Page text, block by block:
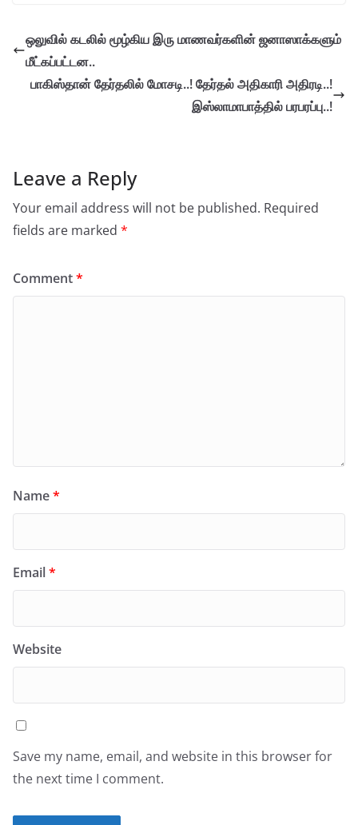
ஒலுவில் கடலில் மூழ்கிய இரு மாணவர்களின் ஜனாஸாக்களும்
மீட்கப்பட்டன..
பாகிஸ்தான் தேர்தலில் மோசடி..! தேர்தல் அதிகாரி அதிரடி..!
இஸ்லாமாபாத்தில் பரபரப்பு..!
Leave a Reply
Your email address will not be published. Required
fields are marked *
Comment*
Name*
Email*
Website
Save my name, email, and website in this browser for
the next time I comment.